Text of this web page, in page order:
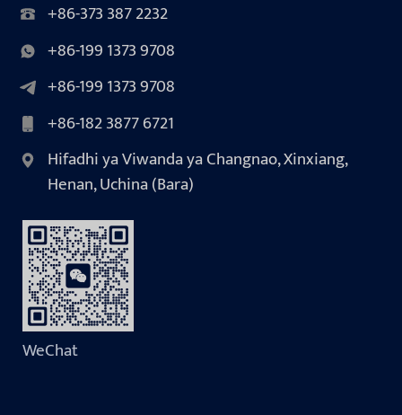
+86-373 387 2232
+86-199 1373 9708
+86-199 1373 9708
+86-182 3877 6721
Hifadhi ya Viwanda ya Changnao, Xinxiang,
Henan, Uchina (Bara)
WeChat